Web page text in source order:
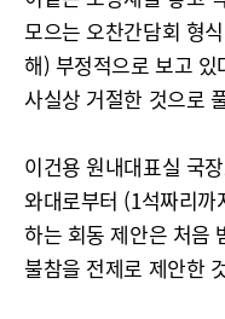
모으는 오찬간담회 형
해) 부정적으로 보고
사실상 거절한 것으로
이건용 원내대표실 국
와대로부터 (1석짜리
하는 회동 제안은 처음
불참을 전제로 제안한